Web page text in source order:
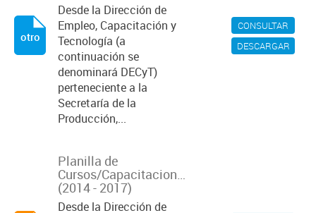
CONSULTAR
DESCARGAR
Desde la Dirección de
Empleo, Capacitación y
Tecnología (a
continuación se
denominará DECyT)
perteneciente a la
Secretaría de la
Producción,...
otro
Planilla de
Cursos/Capacitaciones
(2014 - 2017)
Desde la Dirección de